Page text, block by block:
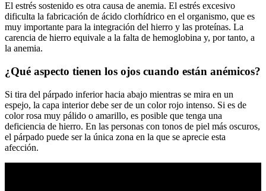
El estrés sostenido es otra causa de anemia. El estrés excesivo
dificulta la fabricación de ácido clorhídrico en el organismo, que es
muy importante para la integración del hierro y las proteínas. La
carencia de hierro equivale a la falta de hemoglobina y, por tanto, a
la anemia.
¿Qué aspecto tienen los ojos cuando están anémicos?
Si tira del párpado inferior hacia abajo mientras se mira en un
espejo, la capa interior debe ser de un color rojo intenso. Si es de
color rosa muy pálido o amarillo, es posible que tenga una
deficiencia de hierro. En las personas con tonos de piel más oscuros,
el párpado puede ser la única zona en la que se aprecie esta
afección.